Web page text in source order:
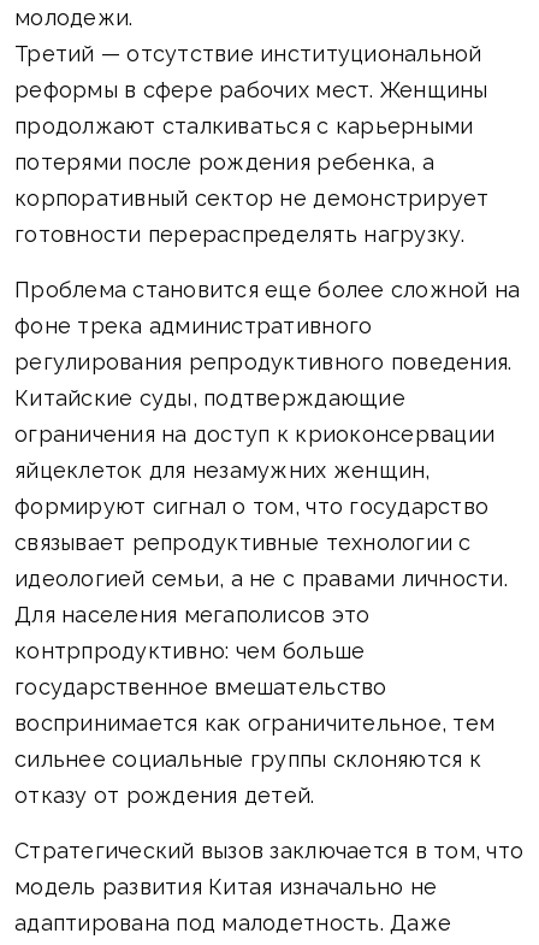
молодежи.
Третий — отсутствие институциональной
реформы в сфере рабочих мест. Женщины
продолжают сталкиваться с карьерными
потерями после рождения ребенка, а
корпоративный сектор не демонстрирует
готовности перераспределять нагрузку.
Проблема становится еще более сложной на
фоне трека административного
регулирования репродуктивного поведения.
Китайские суды, подтверждающие
ограничения на доступ к криоконсервации
яйцеклеток для незамужних женщин,
формируют сигнал о том, что государство
связывает репродуктивные технологии с
идеологией семьи, а не с правами личности.
Для населения мегаполисов это
контрпродуктивно: чем больше
государственное вмешательство
воспринимается как ограничительное, тем
сильнее социальные группы склоняются к
отказу от рождения детей.
Стратегический вызов заключается в том, что
модель развития Китая изначально не
адаптирована под малодетность. Даже